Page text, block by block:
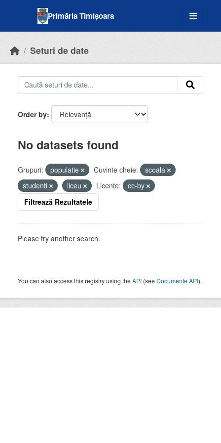
Primăria Timișoara
Seturi de date
Order by
No datasets found
Grupuri: populatie Cuvinte cheie:
scoala
studenti
liceu Licenţe:
cc-by
Filtrează Rezultatele
Please try another search.
You can also access this registry using theAPI (see Documente API).